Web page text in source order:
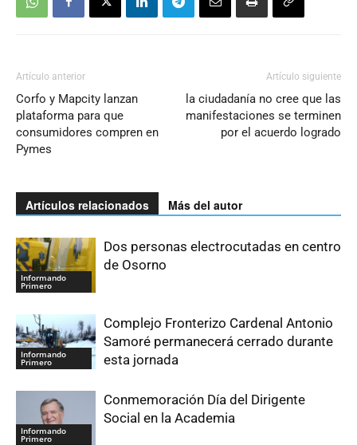
Artículo anterior
Corfo y Mapcity lanzan
plataforma para que
consumidores compren en
Pymes
Artículo siguiente
la ciudadanía no cree que las
manifestaciones se terminen
por el acuerdo logrado
Artículos relacionados Más del autor
Informando
Primero
Dos personas electrocutadas en centro
de Osorno
Informando
Primero
Complejo Fronterizo Cardenal Antonio
Samoré permanecerá cerrado durante
esta jornada
Informando
Primero
Conmemoración Día del Dirigente
Social en la Academia